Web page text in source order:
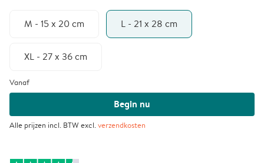
M - 15 x 20 cm L - 21 x 28 cm
XL - 27 x 36 cm
Vanaf
Begin nu
Alle prijzen incl. BTW excl.verzendkosten